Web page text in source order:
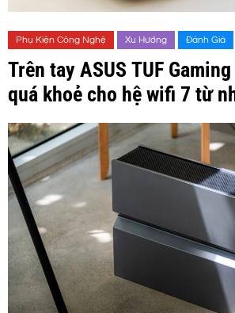
Phụ Kiện Công Nghệ Xu Hướng Đánh Giá
Trên tay ASUS TUF
quá khoẻ cho hệ wifi 7 từ